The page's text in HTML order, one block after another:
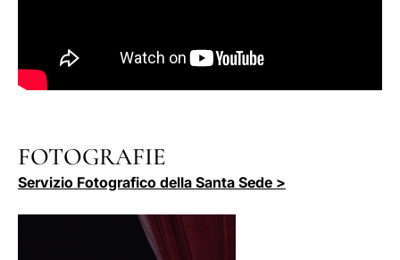
FOTOGRAFIE
Servizio Fotografico della Santa Sede >